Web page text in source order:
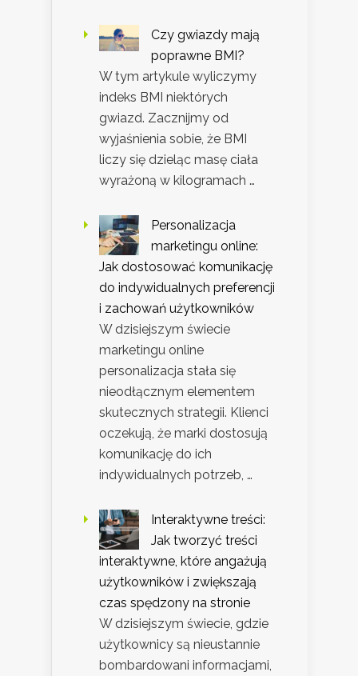
Czy gwiazdy mają
poprawne BMI?
W tym artykule wyliczymy
indeks BMI niektórych
gwiazd. Zacznijmy od
wyjaśnienia sobie, że BMI
liczy się dzieląc masę ciała
wyrażoną w kilogramach …
Personalizacja
marketingu online:
Jak dostosować komunikację
do indywidualnych preferencji
i zachowań użytkowników
W dzisiejszym świecie
marketingu online
personalizacja stała się
nieodłącznym elementem
skutecznych strategii. Klienci
oczekują, że marki dostosują
komunikację do ich
indywidualnych potrzeb, …
Interaktywne treści:
Jak tworzyć treści
interaktywne, które angażują
użytkowników i zwiększają
czas spędzony na stronie
W dzisiejszym świecie, gdzie
użytkownicy są nieustannie
bombardowani informacjami,